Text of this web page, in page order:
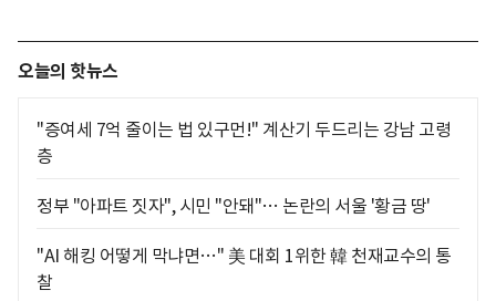
오늘의 핫뉴스
"증여세 7억 줄이는 법 있구먼!" 계산기 두드리는 강남 고령
층
정부 "아파트 짓자", 시민 "안돼"… 논란의 서울 '황금 땅'
"AI 해킹 어떻게 막냐면…" 美 대회 1위한 韓 천재교수의 통
찰